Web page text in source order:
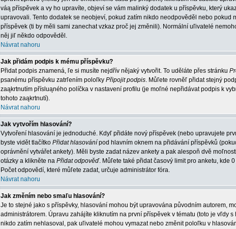
váą příspěvek a vy ho upravíte, objeví se vám malinký dodatek u příspěvku, který
upravovali. Tento dodatek se neobjeví, pokud zatím nikdo neodpověděl nebo pokud
příspěvek (ti by měli sami zanechat vzkaz proč jej změnili). Normální uľivatelé
něj jiľ někdo odpověděl.
Návrat nahoru
Jak přidám podpis k mému příspěvku?
Přidat podpis znamená, ľe si musíte nejdřív nějaký vytvořit. To uděláte přes stránku
psanému příspěvku zatrľením poloľky Připojit podpis. Můľete rovněľ přidat stejný
zaąkrtnutím přísluąného políčka v nastavení profilu (je moľné nepřidávat podpis k
tohoto zaąkrtnutí).
Návrat nahoru
Jak vytvořím hlasování?
Vytvoření hlasování je jednoduché. Kdyľ přidáte nový příspěvek (nebo upravujete
byste vidět tlačítko Přidat hlasování pod hlavním oknem na přidávání příspěvků
oprávnění vytvářet ankety). Měli byste zadat název ankety a pak alespoň dvě
otázky a klikněte na Přidat odpověď. Můľete také přidat časový limit pro anketu, kde
Počet odpovědí, které můľete zadat, určuje administrátor fóra.
Návrat nahoru
Jak změním nebo smaľu hlasování?
Je to stejné jako s příspěvky, hlasování mohou být upravována původním autorem,
administrátorem. Úpravu zahájíte kliknutím na první příspěvek v tématu (toto je vľdy
nikdo zatím nehlasoval, pak uľivatelé mohou vymazat nebo změnit poloľku v